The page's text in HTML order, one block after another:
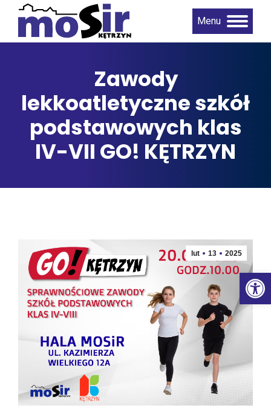
Menu
Zawody
lekkoatletyczne szkół
podstawowych klas
IV-VII GO! KĘTRZYN
lut 13 2025